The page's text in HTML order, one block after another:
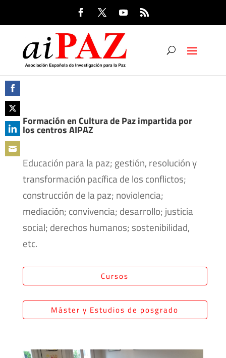
Formación en Cultura de Paz impartida por
los centros AIPAZ
Educación para la paz; gestión, resolución y
transformación pacífica de los conflictos;
construcción de la paz; noviolencia;
mediación; convivencia; desarrollo; justicia
social; derechos humanos; sostenibilidad,
etc.
Cursos
Máster y Estudios de posgrado
Share
on
Facebook
Share
on
Twitter
Share
on
LinkedIn
Share
Email